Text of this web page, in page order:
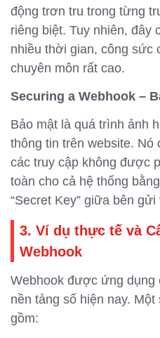
động trơn tru trong từng
riêng biệt. Tuy nhiên, đây
nhiều thời gian, công sức
chuyên môn rất cao.
Securing a Webhook –
Bảo mật là quá trình ảnh
thông tin trên website. Nó
các truy cập không được
toàn cho cả hệ thống
“Secret Key” giữa bên
3. Ví dụ thực tế và
Webhook
Webhook được ứng dụng
nền tảng số hiện nay.
gồm: